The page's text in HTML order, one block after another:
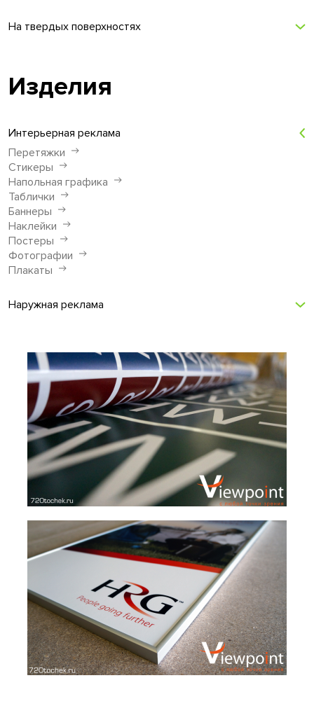
На твердых поверхностях
Изделия
Интерьерная реклама
Перетяжки
Стикеры
Напольная графика
Таблички
Баннеры
Наклейки
Постеры
Фотографии
Плакаты
Наружная реклама